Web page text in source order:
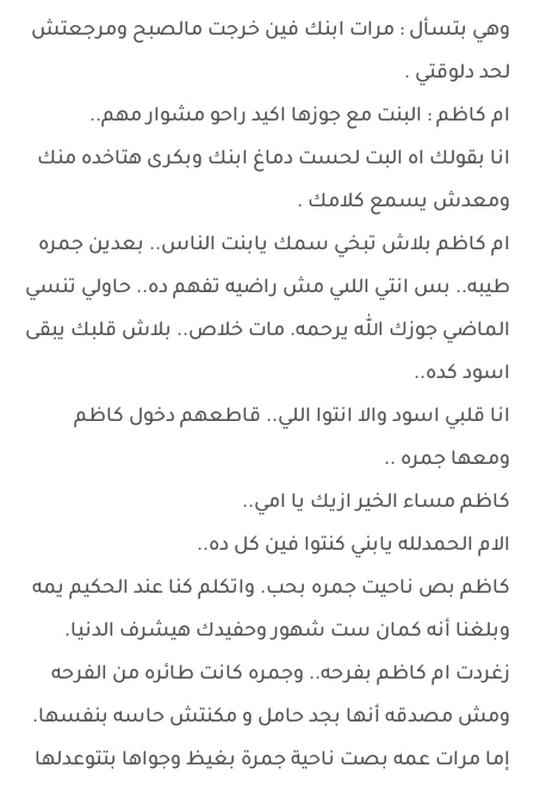
وهي بتسأل : مرات ابنك فين خرجت مالصبح ومرجعتش
لحد دلوقتي .
ام كاظم : البنت مع جوزها اكيد راحو مشوار مهم..
انا بقولك اه البت لحست دماغ ابنك وبكرى هتاخده منك
ومعدش يسمع كلامك .
ام كاظم بلاش تبخي سمك يابنت الناس.. بعدين جمره
طيبه.. بس انتي اللىي مش راضيه تفهم ده.. حاولي تنسي
الماضي جوزك الله يرحمه. مات خلاص.. بلاش قلبك يبقى
اسود كده..
انا قلبي اسود والا انتوا اللي.. قاطعهم دخول كاظم
ومعها جمره ..
كاظم مساء الخير ازيك يا امي..
الام الحمدلله يابني كنتوا فين كل ده..
كاظم بص ناحيت جمره بحب. واتكلم كنا عند الحكيم يمه
وبلغنا أنه كمان ست شهور وحفيدك هيشرف الدنيا.
زغردت ام كاظم بفرحه.. وجمره كانت طائره من الفرحه
ومش مصدقه أنها بجد حامل و مكنتش حاسه بنفسها.
إما مرات عمه بصت ناحية جمرة بغيظ وجواها بتتوعدلها